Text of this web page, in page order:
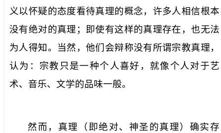
义以怀疑的态度看待真理的概念，许多人相信根本
没有绝对的真理；即使有这样的真理存在，也无法
为人得知。当然，他们会辩称没有所谓宗教真理，
认为：宗教只是一种个人喜好，就像个人对于艺
术、音乐、文学的品味一般。
然而，真理（即绝对、神圣的真理）确实存